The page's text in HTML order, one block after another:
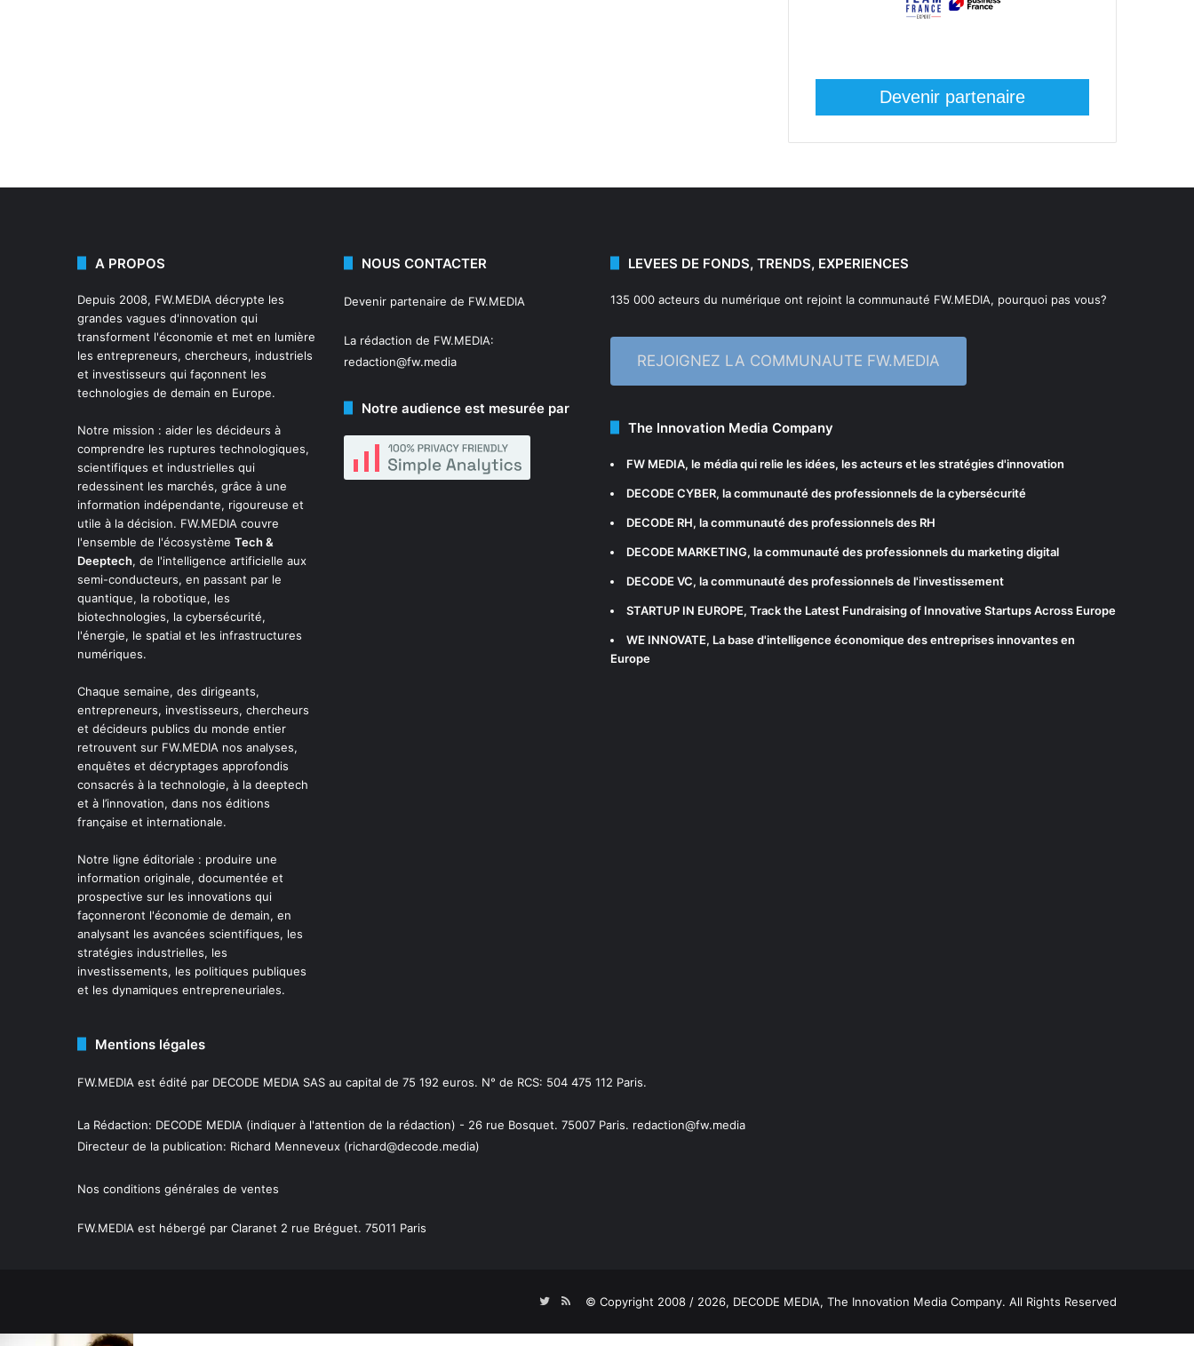
Devenir partenaire
A PROPOS
Depuis 2008, FW.MEDIA décrypte les
grandes vagues d'innovation qui
transforment l'économie et met en lumière
les entrepreneurs, chercheurs, industriels
et investisseurs qui façonnent les
technologies de demain en Europe.
Notre mission : aider les décideurs à
comprendre les ruptures technologiques,
scientifiques et industrielles qui
redessinent les marchés, grâce à une
information indépendante, rigoureuse et
utile à la décision. FW.MEDIA couvre
l'ensemble de l'écosystème Tech &
Deeptech, de l'intelligence artificielle aux
semi-conducteurs, en passant par le
quantique, la robotique, les
biotechnologies, la cybersécurité,
l'énergie, le spatial et les infrastructures
numériques.
Chaque semaine, des dirigeants,
entrepreneurs, investisseurs, chercheurs
et décideurs publics du monde entier
retrouvent sur FW.MEDIA nos analyses,
enquêtes et décryptages approfondis
consacrés à la technologie, à la deeptech
et à l’innovation, dans nos éditions
française et internationale.
Notre ligne éditoriale : produire une
information originale, documentée et
prospective sur les innovations qui
façonneront l'économie de demain, en
analysant les avancées scientifiques, les
stratégies industrielles, les
investissements, les politiques publiques
et les dynamiques entrepreneuriales.
NOUS CONTACTER
Devenir partenaire de FW.MEDIA
La rédaction de FW.MEDIA:
redaction@fw.media
Notre audience est mesurée par
LEVEES DE FONDS, TRENDS, EXPERIENCES
135 000 acteurs du numérique ont rejoint la communauté FW.MEDIA, pourquoi pas vous?
REJOIGNEZ LA COMMUNAUTE FW.MEDIA
The Innovation Media Company
FW MEDIA, le média qui relie les idées, les acteurs et les stratégies d'innovation
DECODE CYBER, la communauté des professionnels de la cybersécurité
DECODE RH, la communauté des professionnels des RH
DECODE MARKETING, la communauté des professionnels du marketing digital
DECODE VC, la communauté des professionnels de l'investissement
STARTUP IN EUROPE, Track the Latest Fundraising of Innovative Startups Across Europe
WE INNOVATE, La base d'intelligence économique des entreprises innovantes en
Europe
Mentions légales
FW.MEDIA est édité par DECODE MEDIA SAS au capital de 75 192 euros. N° de RCS: 504 475 112 Paris.
La Rédaction: DECODE MEDIA (indiquer à l'attention de la rédaction) - 26 rue Bosquet. 75007 Paris. redaction@fw.media
Directeur de la publication: Richard Menneveux (richard@decode.media)
Nos conditions générales de ventes
FW.MEDIA est hébergé par Claranet 2 rue Bréguet. 75011 Paris
© Copyright 2008 / 2026, DECODE MEDIA, The Innovation Media Company. All Rights Reserved
Twitter
RSS